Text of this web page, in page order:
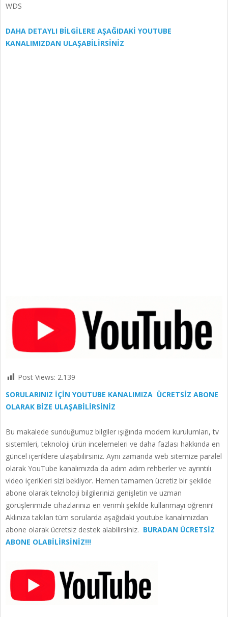
WDS
DAHA DETAYLI BİLGİLERE AŞAĞIDAKİ YOUTUBE
KANALIMIZDAN ULAŞABİLİRSİNİZ
Post Views: 2.139
SORULARINIZ İÇİN YOUTUBE KANALIMIZA ÜCRETSİZ ABONE
OLARAK BİZE ULAŞABİLİRSİNİZ
Bu makalede sunduğumuz bilgiler ışığında modem kurulumları, tv
sistemleri, teknoloji ürün incelemeleri ve daha fazlası hakkında en
güncel içeriklere ulaşabilirsiniz. Aynı zamanda web sitemize paralel
olarak YouTube kanalımızda da adım adım rehberler ve ayrıntılı
video içerikleri sizi bekliyor. Hemen tamamen ücretiz bir şekilde
abone olarak teknoloji bilgilerinizi genişletin ve uzman
görüşlerimizle cihazlarınızı en verimli şekilde kullanmayı öğrenin!
Aklınıza takılan tüm sorularda aşağıdaki youtube kanalımızdan
abone olarak ücretsiz destek alabilirsiniz. BURADAN ÜCRETSİZ
ABONE OLABİLİRSİNİZ!!!